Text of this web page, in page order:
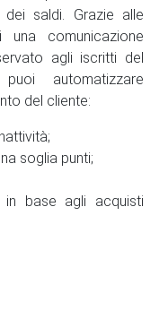
saldi. Grazie alle
una comunicazione
agli iscritti del
automatizzare
del cliente:
soglia punti;
in base agli acquisti